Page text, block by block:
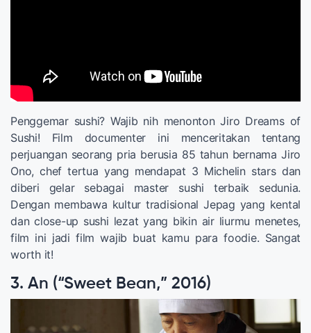
Penggemar sushi? Wajib nih menonton Jiro Dreams of
Sushi! Film documenter ini menceritakan tentang
perjuangan seorang pria berusia 85 tahun bernama Jiro
Ono, chef tertua yang mendapat 3 Michelin stars dan
diberi gelar sebagai master sushi terbaik sedunia.
Dengan membawa kultur tradisional Jepag yang kental
dan close-up sushi lezat yang bikin air liurmu menetes,
film ini jadi film wajib buat kamu para foodie. Sangat
worth it!
3. An (“Sweet Bean,” 2016)